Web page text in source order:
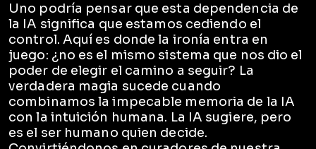
Uno podría pensar que esta dependencia de
la IA significa que estamos cediendo el
control. Aquí es donde la ironía entra en
juego: ¿no es el mismo sistema que nos dio el
poder de elegir el camino a seguir? La
verdadera magia sucede cuando
combinamos la impecable memoria de la IA
con la intuición humana. La IA sugiere, pero
es el ser humano quien decide.